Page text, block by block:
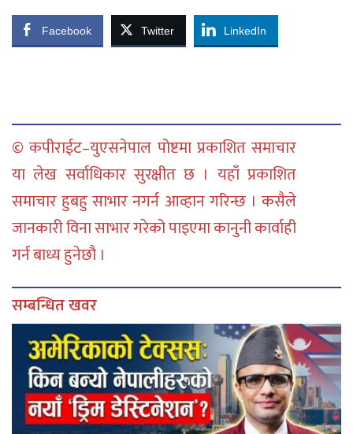
Facebook Twitter LinkedIn
© कपीराईट–युएसनेपाल पोष्टमा प्रकाशित समाचार
या लेख सर्वाधिकार सुरक्षीत छ । यहाँ प्रकाशित
समाचार हुबहु साभार नगर्न आव्हान गरिन्छ । कसैले
जानकारी विना साभार गरेको पाइएमा कानुनी कार्वाही
गर्न बाध्य हुनेछौ ।
सम्बन्धित खवर